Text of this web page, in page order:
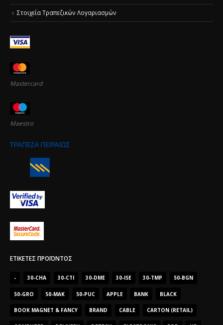
Στοιχεία Τραπεζικών Λογαριασμών
Mastercard
Maestro
ΕΤΙΚΈΤΕΣ ΠΡΟΪΌΝΤΟΣ
- 30-CHA 30-CTI 30-DME 30-ISE 30-TMP 50-BGN
50-GRO 50-MAK 50-PUC APPLE BANK BLACK
BOOK MAGNET & FANCY BRAND CABLE CARTON (RETAIL)